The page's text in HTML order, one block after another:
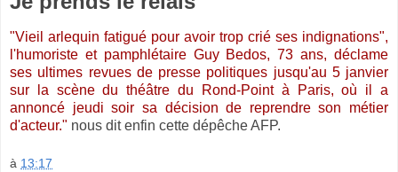
"Vieil arlequin fatigué pour avoir trop crié ses indignations",
l'humoriste et pamphlétaire Guy Bedos, 73 ans, déclame
ses ultimes revues de presse politiques jusqu'au 5 janvier
sur la scène du théâtre du Rond-Point à Paris, où il a
annoncé jeudi soir sa décision de reprendre son métier
d'acteur." nous dit enfin cette dépêche AFP.
à 13:17